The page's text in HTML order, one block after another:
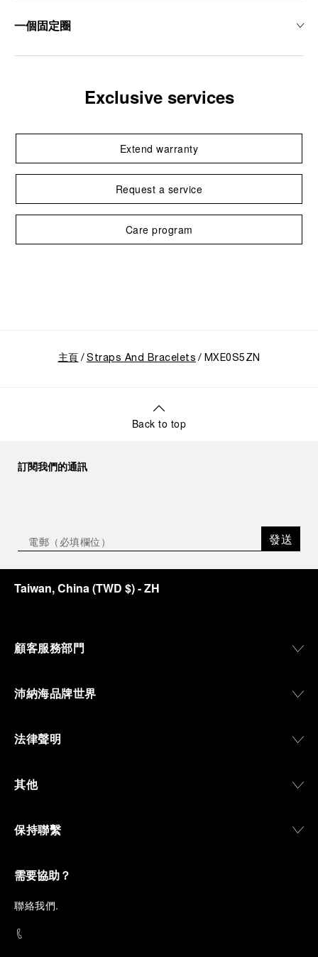
一個固定圈
Exclusive services
Extend warranty
Request a service
Care program
主頁 Straps And Bracelets MXE0S5ZN
Back to top
訂閱我們的通訊
發送
Taiwan, China(TWD $)- ZH
顧客服務部門
沛納海品牌世界
法律聲明
其他
保持聯繫
需要協助？
聯絡我們.